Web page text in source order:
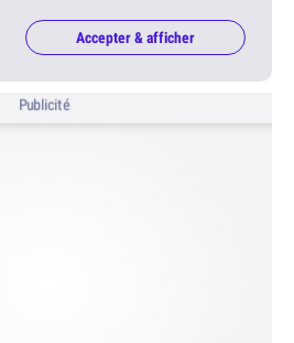
Accepter & afficher
Publicité